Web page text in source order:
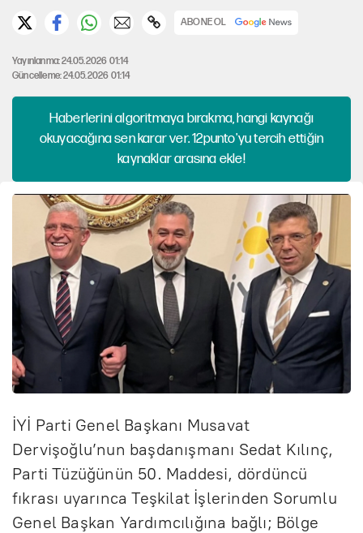
ABONE OL
Yayınlanma: 24.05.2026 01:14
Güncelleme: 24.05.2026 01:14
Haberlerini algoritmaya bırakma, hangi kaynağı
okuyacağına sen karar ver. 12punto'yu tercih ettiğin
kaynaklar arasına ekle!
İYİ Parti Genel Başkanı Musavat
Dervişoğlu’nun başdanışmanı Sedat Kılınç,
Parti Tüzüğünün 50. Maddesi, dördüncü
fıkrası uyarınca Teşkilat İşlerinden Sorumlu
Genel Başkan Yardımcılığına bağlı; Bölge